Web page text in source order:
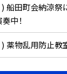
船田町会納涼祭
中！
薬物乱用防止教